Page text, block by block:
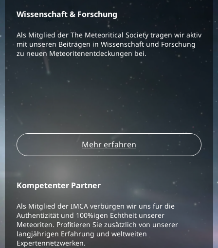
Wissenschaft & Forschung
Als Mitglied der The Meteoritical Society tragen wir aktiv
mit unseren Beiträgen in Wissenschaft und Forschung
zu neuen Meteoritenentdeckungen bei.
Mehr erfahren
Kompetenter Partner
Als Mitglied der IMCA verbürgen wir uns für die
Authentizität und 100%igen Echtheit unserer
Meteoriten. Profitieren Sie zusätzlich von unserer
langjährigen Erfahrung und weltweiten
Expertennetzwerken.